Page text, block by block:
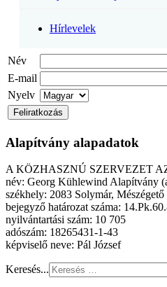
Hírlevelek
Név
E-mail
Nyelv
Alapítvány alapadatok
A KÖZHASZNÚ SZERVEZET
név: Georg Kühlewind Alapítvány
székhely: 2083 Solymár, Mészégető
bejegyző határozat száma:
nyilvántartási szám: 10 705
adószám: 18265431-1-43
képviselő neve: Pál József
Keresés...